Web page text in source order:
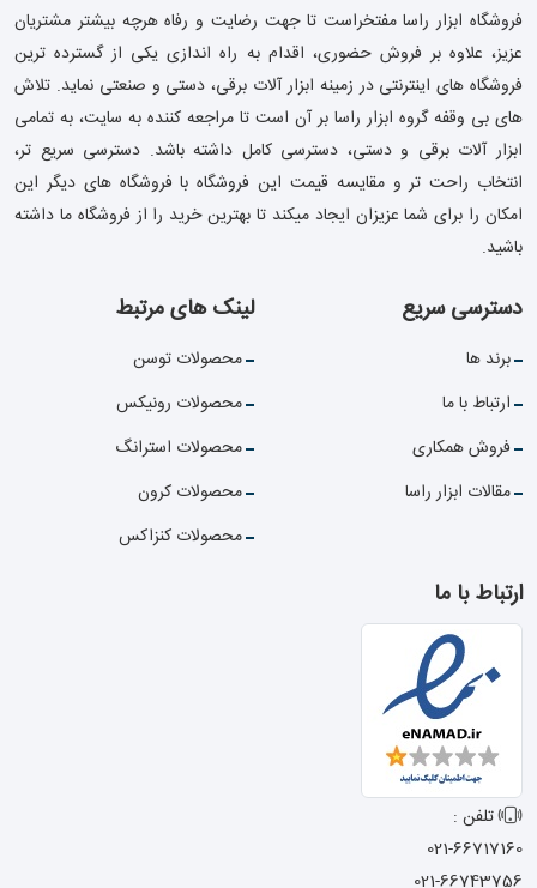
فروشگاه ابزار راسا مفتخراست تا جهت رضایت و رفاه هرچه بیشتر مشتریان
عزیز، علاوه بر فروش حضوری، اقدام به راه اندازی یکی از گسترده ترین
فروشگاه های اینترنتی در زمینه ابزار آلات برقی، دستی و صنعتی نماید. تلاش
های بی وقفه گروه ابزار راسا بر آن است تا مراجعه کننده به سایت، به تمامی
ابزار آلات برقی و دستی، دسترسی کامل داشته باشد. دسترسی سریع تر،
انتخاب راحت تر و مقایسه قیمت این فروشگاه با فروشگاه های دیگر این
امکان را برای شما عزیزان ایجاد میکند تا بهترین خرید را از فروشگاه ما داشته
باشید.
دسترسی سریع
برند ها
ارتباط با ما
فروش همکاری
مقالات ابزار راسا
لینک های مرتبط
محصولات توسن
محصولات رونیکس
محصولات استرانگ
محصولات کرون
محصولات کنزاکس
ارتباط با ما
تلفن :
021-66717160